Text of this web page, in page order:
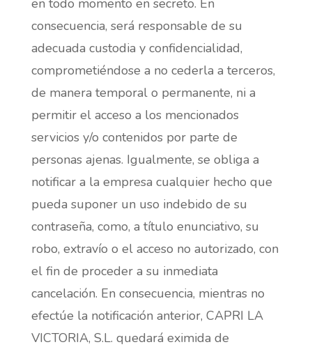
en todo momento en secreto. En
consecuencia, será responsable de su
adecuada custodia y confidencialidad,
comprometiéndose a no cederla a terceros,
de manera temporal o permanente, ni a
permitir el acceso a los mencionados
servicios y/o contenidos por parte de
personas ajenas. Igualmente, se obliga a
notificar a la empresa cualquier hecho que
pueda suponer un uso indebido de su
contraseña, como, a título enunciativo, su
robo, extravío o el acceso no autorizado, con
el fin de proceder a su inmediata
cancelación. En consecuencia, mientras no
efectúe la notificación anterior, CAPRI LA
VICTORIA, S.L. quedará eximida de